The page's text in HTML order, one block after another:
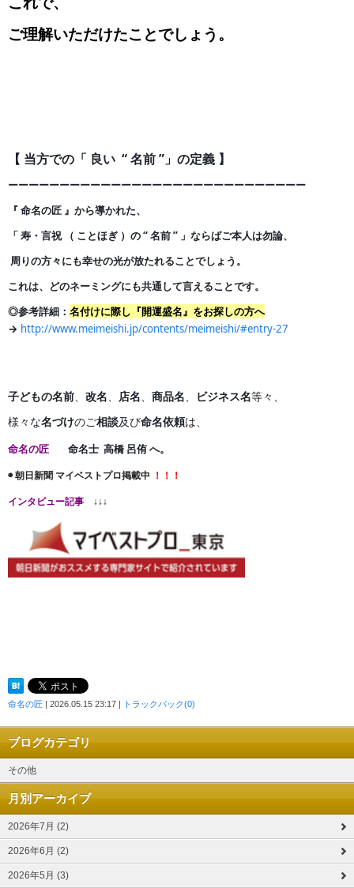
ご理解いただけたことでしょう。
【 当方での「 良い “ 名前 ”」の定義 】
ーーーーーーーーーーーーーーーーーーーーーーーーーーーーー
『 命名の匠 』から導かれた、
「 寿・言祝 （ ことほぎ ）の“ 名前 ” 」ならばご本人は勿論、
周りの方々にも幸せの光が放たれることでしょう。
これは、どのネーミングにも共通して言えることです。
◎参考詳細： 名付けに際し『開運盛名』をお探しの方へ
→ http://www.meimeishi.jp/contents/meimeishi/#entry-27
子どもの名前、 改名、 店名、 商品名、 ビジネス名等々、
様々な名づけのご相談及び命名依頼は、
命名の匠 命名士 高橋 呂侑 へ。
◉ 朝日新聞 マイベストプロ掲載中 ！！！
インタビュー記事 ↓↓↓
命名の匠 | 2026.05.15 23:17 | トラックバック(0)
ブログカテゴリ
その他
月別アーカイブ
2026年7月 (2)
2026年6月 (2)
2026年5月 (3)